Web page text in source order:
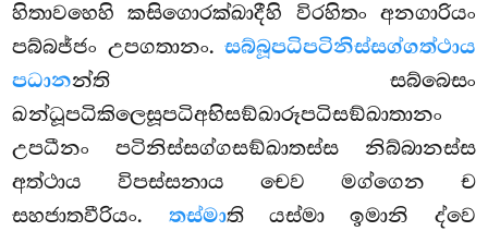
හිතාවහෙහි කසිගොරක්ඛාදීහි විරහිතං අනගාරියං
පබ්බජ්ජං උපගතානං. සබ්බූපධිපටිනිස්සග්ගත්ථාය
පධානන්ති සබ්බෙසං
ඛන්ධූපධිකිලෙසූපධිඅභිසඞ්ඛාරූපධිසඞ්ඛාතානං
උපධීනං පටිනිස්සග්ගසඞ්ඛාතස්ස නිබ්බානස්ස
අත්ථාය විපස්සනාය චෙව මග්ගෙන ච
සහජාතවීරියං. තස්මාතියස්මා ඉමානි ද්වෙ